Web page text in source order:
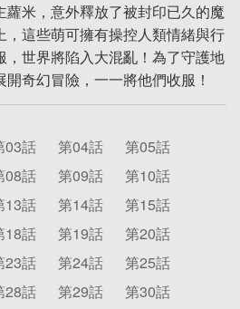
蘿米，意外釋放了被封印已久的魔
，這些萌可擁有操控人類情緒與行
，世界將陷入大混亂！為了守護地
奇幻冒險，一一將他們收服！
03話 第04話
第05話
08話 第09話
第10話
13話 第14話
第15話
18話 第19話
第20話
23話 第24話
第25話
28話 第29話
第30話